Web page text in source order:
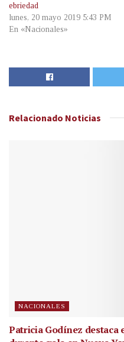
ebriedad
lunes, 20 mayo 2019 5:43 PM
En «Nacionales»
Relacionado Noticias
NACIONALES
Patricia Godínez